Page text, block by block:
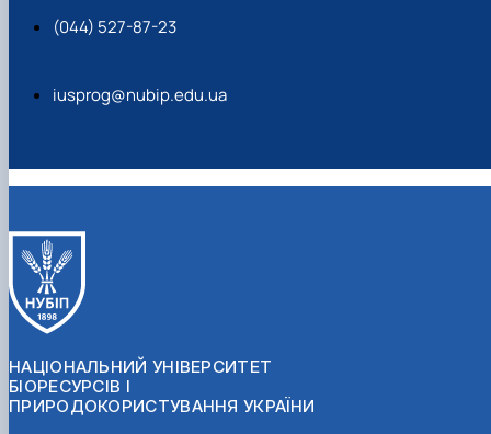
(044) 527-87-23
iusprog@nubip.edu.ua
НАЦІОНАЛЬНИЙ УНІВЕРСИТЕТ
БІОРЕСУРСІВ І
ПРИРОДОКОРИСТУВАННЯ УКРАЇНИ